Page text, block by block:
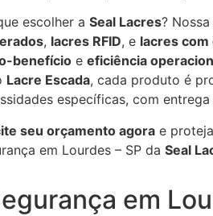
escolher a Seal Lacres?
, lacres RFID, e lacres com
benefício e eficiência
Lacre Escada, cada produto é
específicas, com
seu orçamento agora e
em Lourdes – SP da Seal
em